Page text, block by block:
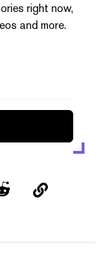
right now,
and more.